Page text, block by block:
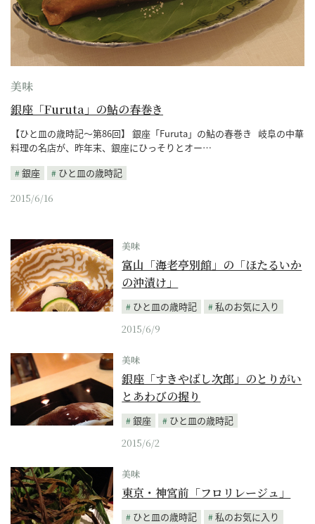
美味
銀座「Furuta」の鮎の春巻き
【ひと皿の歳時記～第86回】 銀座「Furuta」の鮎の春巻き 岐阜の中華
料理の名店が、昨年末、銀座にひっそりとオー…
銀座
ひと皿の歳時記
2015/6/16
美味
富山「海老亭別館」の「ほたるいか
の沖漬け」
ひと皿の歳時記
私のお気に入り
2015/6/9
美味
銀座「すきやばし次郎」のとりがい
とあわびの握り
銀座
ひと皿の歳時記
2015/6/2
美味
東京・神宮前「フロリレージュ」
ひと皿の歳時記
私のお気に入り